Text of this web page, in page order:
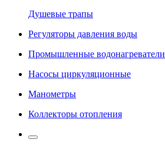
Душевые трапы
Регуляторы давления воды
Промышленные водонагреватели
Насосы циркуляционные
Манометры
Коллекторы отопления